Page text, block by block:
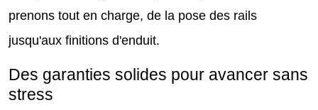
prenons tout en charge, de la pose des rails
jusqu'aux finitions d'enduit.
Des garanties solides pour avancer sans
stress